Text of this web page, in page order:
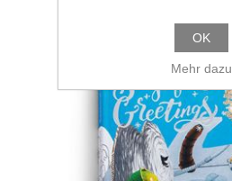
OK
Mehr dazu